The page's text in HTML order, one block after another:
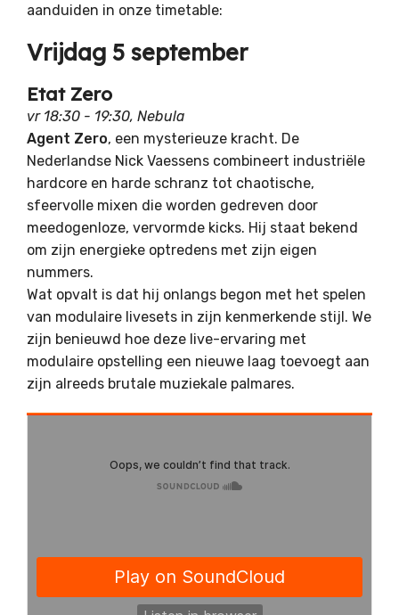
aanduiden in onze timetable:
Vrijdag 5 september
Etat Zero
vr 18:30 - 19:30, Nebula
Agent Zero, een mysterieuze kracht. De
Nederlandse Nick Vaessens combineert industriële
hardcore en harde schranz tot chaotische,
sfeervolle mixen die worden gedreven door
meedogenloze, vervormde kicks. Hij staat bekend
om zijn energieke optredens met zijn eigen
nummers.
Wat opvalt is dat hij onlangs begon met het spelen
van modulaire livesets in zijn kenmerkende stijl. We
zijn benieuwd hoe deze live-ervaring met
modulaire opstelling een nieuwe laag toevoegt aan
zijn alreeds brutale muziekale palmares.